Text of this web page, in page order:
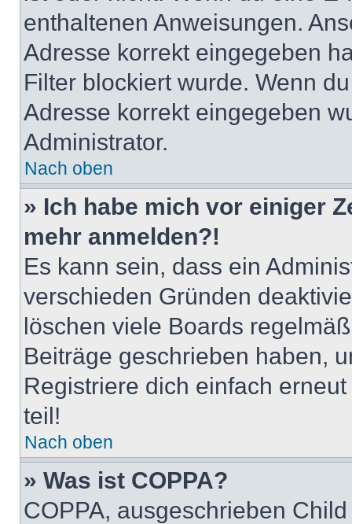
enthaltenen Anweisungen.
Adresse korrekt eingegeben
Filter blockiert wurde. Wenn
Adresse korrekt eingegeben
Administrator.
Nach oben
» Ich habe mich vor einiger
mehr anmelden?!
Es kann sein, dass ein
verschieden Gründen
löschen viele Boards
Beiträge geschrieben haben,
Registriere dich einfach
teil!
Nach oben
» Was ist COPPA?
COPPA, ausgeschrieben